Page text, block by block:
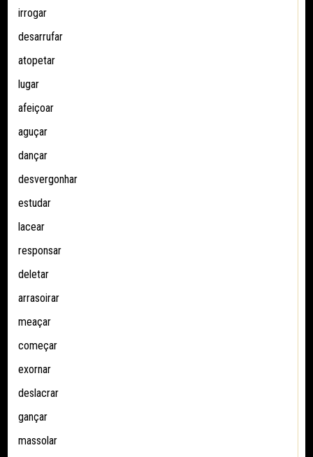
irrogar
desarrufar
atopetar
lugar
afeiçoar
aguçar
dançar
desvergonhar
estudar
lacear
responsar
deletar
arrasoirar
meaçar
começar
exornar
deslacrar
gançar
massolar